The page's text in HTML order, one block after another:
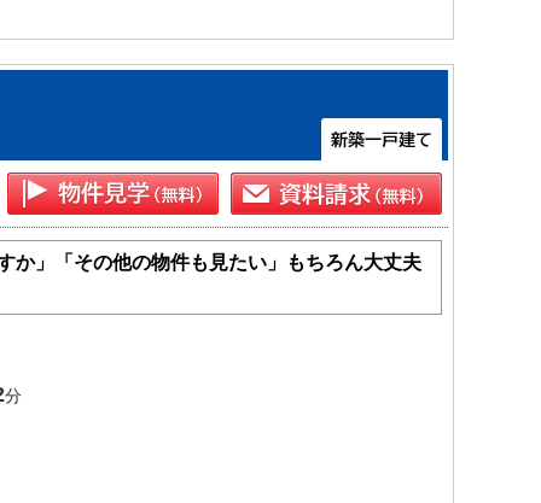
か」「その他の物件も見たい」もちろん大丈夫
分